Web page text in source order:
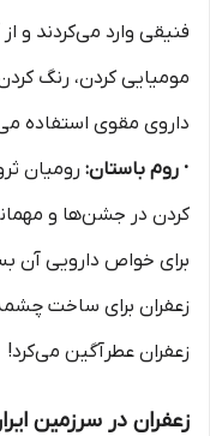
فنیقی وارد می‌کردند و
مومیایی کردن، رنگ
داروی مقوی استفاده
· روم باستان: رومیان
کردن در جشن‌ها و
برای خواص دارویی آن
زعفران برای ساخت
زعفران عطرآگین می‌کرد!
زعفران در سرزمین